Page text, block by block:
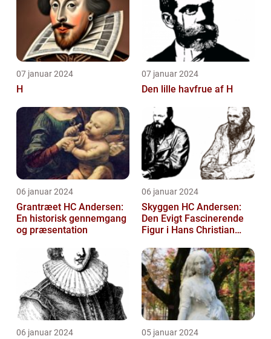
07 januar 2024
H
07 januar 2024
Den lille havfrue af H
06 januar 2024
Grantræet HC Andersen:
En historisk gennemgang
og præsentation
06 januar 2024
Skyggen HC Andersen:
Den Evigt Fascinerende
Figur i Hans Christian
06 januar 2024 05 januar 2024